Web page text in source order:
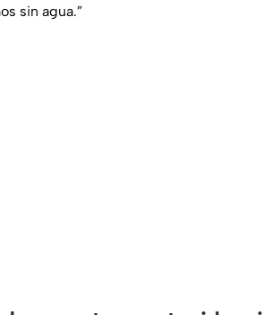
sin agua.”